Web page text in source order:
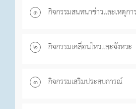
๑ กิจกรรมสนทนาข่าวและเหตุก
๒ กิจกรรมเคลื่อนไหวและจังหวะ
๓ กิจกรรมเสริมประสบการณ์